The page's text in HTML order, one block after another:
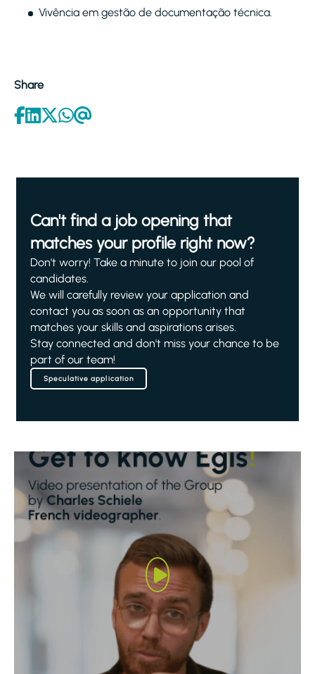
Vivência em gestão de documentação técnica.
Share
Can't find a job opening that
matches your profile right now?
Don't worry! Take a minute to join our pool of
candidates.
We will carefully review your application and
contact you as soon as an opportunity that
matches your skills and aspirations arises.
Stay connected and don't miss your chance to be
part of our team!
Speculative application